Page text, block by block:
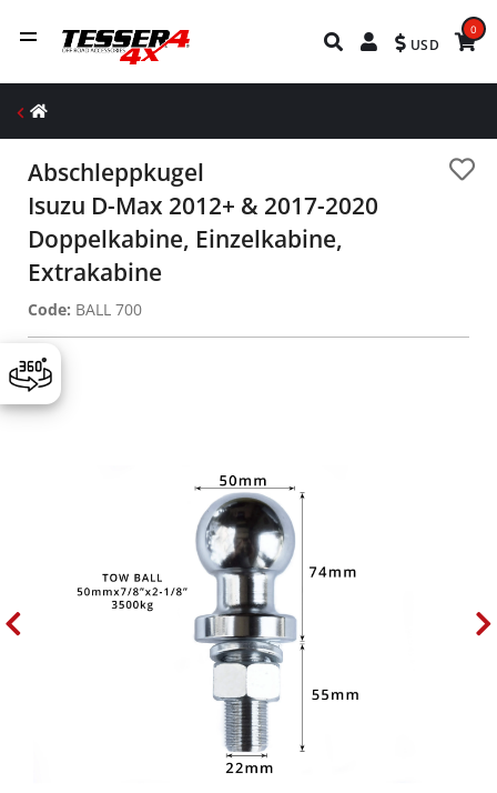
USD
0
Abschleppkugel
Isuzu D-Max 2012+ & 2017-2020
Doppelkabine, Einzelkabine,
Extrakabine
Code: BALL 700